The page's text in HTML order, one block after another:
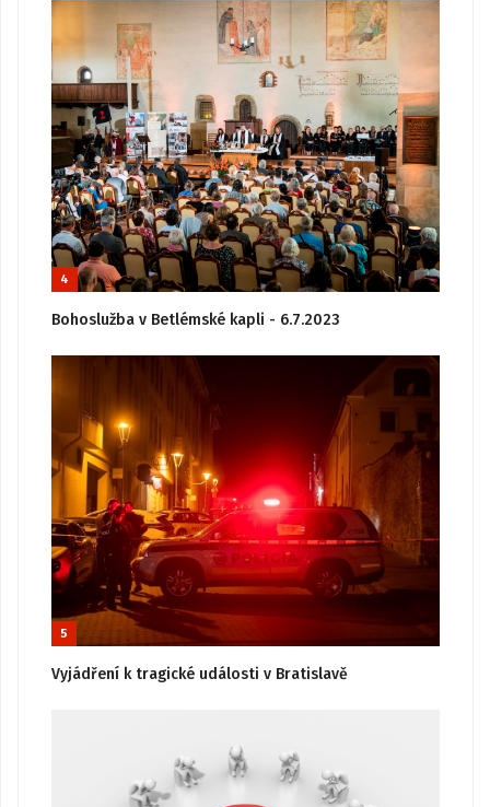
4
Bohoslužba v Betlémské kapli - 6.7.2023
5
Vyjádření k tragické události v Bratislavě